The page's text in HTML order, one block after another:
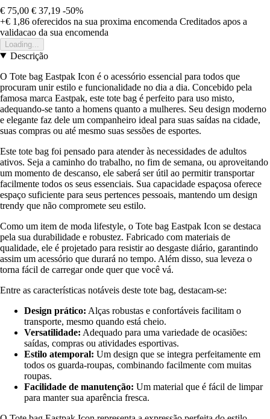
€ 75,00 € 37,19 -50%
+€ 1,86 oferecidos na sua proxima encomenda Creditados apos a
validacao da sua encomenda
Loading...
Descrição
O Tote bag Eastpak Icon é o acessório essencial para todos que
procuram unir estilo e funcionalidade no dia a dia. Concebido pela
famosa marca Eastpak, este tote bag é perfeito para uso misto,
adequando-se tanto a homens quanto a mulheres. Seu design moderno
e elegante faz dele um companheiro ideal para suas saídas na cidade,
suas compras ou até mesmo suas sessões de esportes.
Este tote bag foi pensado para atender às necessidades de adultos
ativos. Seja a caminho do trabalho, no fim de semana, ou aproveitando
um momento de descanso, ele saberá ser útil ao permitir transportar
facilmente todos os seus essenciais. Sua capacidade espaçosa oferece
espaço suficiente para seus pertences pessoais, mantendo um design
trendy que não compromete seu estilo.
Como um item de moda lifestyle, o Tote bag Eastpak Icon se destaca
pela sua durabilidade e robustez. Fabricado com materiais de
qualidade, ele é projetado para resistir ao desgaste diário, garantindo
assim um acessório que durará no tempo. Além disso, sua leveza o
torna fácil de carregar onde quer que você vá.
Entre as características notáveis deste tote bag, destacam-se:
Design prático: Alças robustas e confortáveis facilitam o
transporte, mesmo quando está cheio.
Versatilidade: Adequado para uma variedade de ocasiões:
saídas, compras ou atividades esportivas.
Estilo atemporal: Um design que se integra perfeitamente em
todos os guarda-roupas, combinando facilmente com muitas
roupas.
Facilidade de manutenção: Um material que é fácil de limpar
para manter sua aparência fresca.